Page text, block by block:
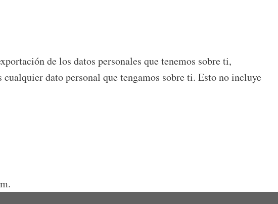
de los datos personales que tenemos sobre ti,
dato personal que tengamos sobre ti. Esto no incluye